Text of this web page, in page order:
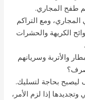
المجاري.
ومع التراكم
والحشرات
وسريانهم
بحاجة لتسليك.
إذا لزم الأمر،